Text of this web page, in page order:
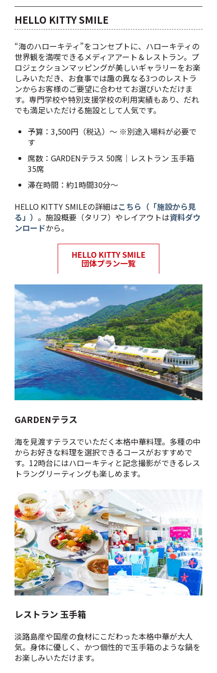
HELLO KITTY SMILE
“海のハローキティ”をコンセプトに、ハローキティの
世界観を満喫できるメディアアート＆レストラン。プ
ロジェクションマッピングが美しいギャラリーをお楽
しみいただき、お食事では趣の異なる3つのレストラ
ンからお客様のご要望に合わせてお選びいただけま
す。専門学校や特別支援学校の利用実績もあり、だれ
でも満足いただける施設として人気です。
予算：3,500円（税込）～ ※別途入場料が必要で
す
席数：GARDENテラス 50席｜レストラン 玉手箱
35席
滞在時間：約1時間30分～
HELLO KITTY SMILEの詳細はこちら（「施設から見
る」） 。施設概要（タリフ）やレイアウトは資料ダウ
ンロードから。
GARDENテラス
海を見渡すテラスでいただく本格中華料理。多種の中
からお好きな料理を選択できるコースがおすすめで
す。12時台にはハローキティと記念撮影ができるレス
トラングリーティングも楽しめます。
レストラン 玉手箱
淡路島産や国産の食材にこだわった本格中華が大人
気。身体に優しく、かつ個性的で玉手箱のような鍋を
お楽しみいただけます。